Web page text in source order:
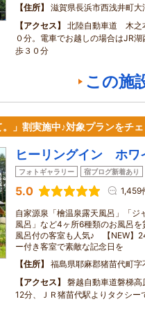
住所
滋賀県長浜市西浅井町大
アクセス
北陸自動車道 木之
０分。電車でお越しの場合はJR
歩３０分
この施
」割実施中♪対象プランをチ
ヒーリングイン ホワ
フォトギャラリー 宿ブログ新着あり
5.0 1,459
自家源泉「檜温泉露天風呂」「ジ
風呂」など4ヶ所6種類のお風呂
風呂付の客室も人気♪ 【NEW】
ー付き客室で素敵な記念日を
住所
福島県耶麻郡猪苗代町
アクセス
磐越自動車道磐梯
12分、ＪＲ猪苗代駅よりタクシー